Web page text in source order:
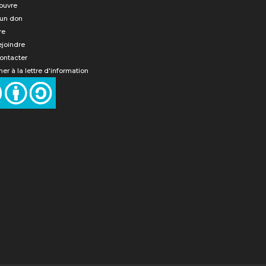
don
à la lettre d'information